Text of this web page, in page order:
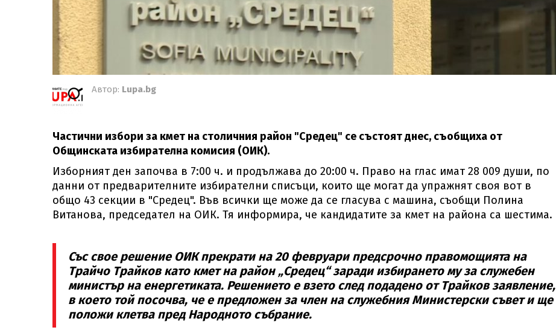
Автор: Lupa.bg
Частични избори за кмет на столичния район "Средец" се състоят днес, съобщиха от
Общинската избирателна комисия (ОИК).
Изборният ден започва в 7:00 ч. и продължава до 20:00 ч. Право на глас имат 28 009 души, по
данни от предварителните избирателни списъци, които ще могат да упражнят своя вот в
общо 43 секции в "Средец". Във всички ще може да се гласува с машина, съобщи Полина
Витанова, председател на ОИК. Тя информира, че кандидатите за кмет на района са шестима.
Със свое решение ОИК прекрати на 20 февруари предсрочно правомощията на
Трайчо Трайков като кмет на район „Средец“ заради избирането му за служебен
министър на енергетиката. Решението е взето след подадено от Трайков заявление,
в което той посочва, че е предложен за член на служебния Министерски съвет и ще
положи клетва пред Народното събрание.